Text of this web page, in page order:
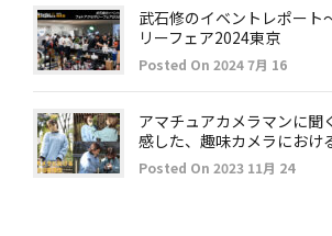
武石修のイベントレポート
リーフェア2024東京
Posted On 2024 7月 16
アマチュアカメラマンに聞
感した、趣味カメラにおけ
Posted On 2023 11月 24